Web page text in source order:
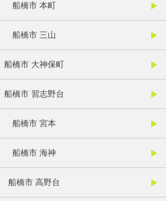
船橋市 本町
船橋市 三山
船橋市 大神保町
船橋市 習志野台
船橋市 宮本
船橋市 海神
船橋市 高野台